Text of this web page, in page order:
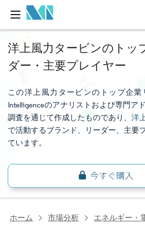
洋上風力タービンのトッ
ダー・主要プレイヤー
この洋上風力タービンのトップ企業
Intelligenceのアナリストおよび専門ア
調査を通じて作成したものであり、 洋
で活動するブランド、リーダー、主要
ています。
ホーム 市場分析 エネルギー・